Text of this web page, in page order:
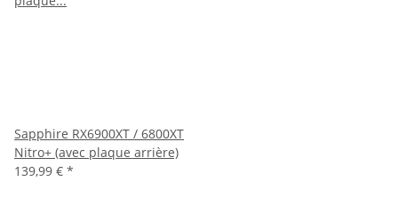
Sapphire RX6900XT / 6800XT
Nitro+ (avec plaque arrière)
139,99 € *